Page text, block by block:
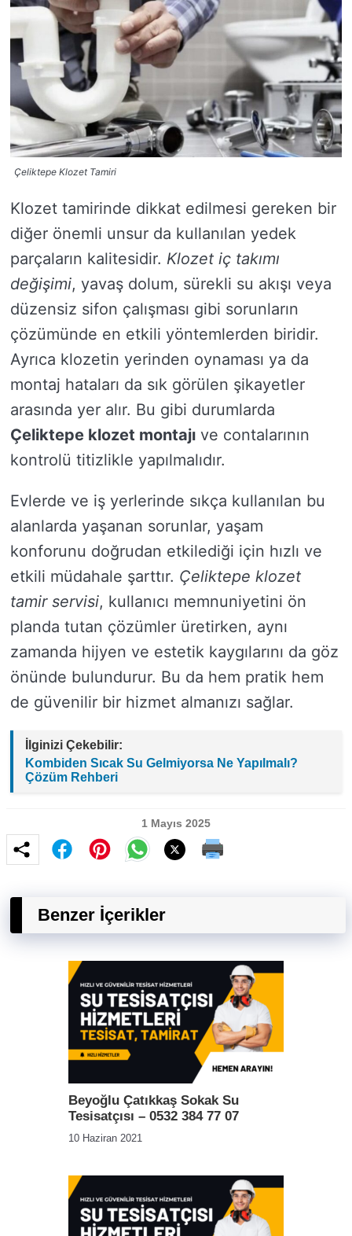
Çeliktepe Klozet Tamiri
Klozet tamirinde dikkat edilmesi gereken bir
diğer önemli unsur da kullanılan yedek
parçaların kalitesidir. Klozet iç takımı
değişimi, yavaş dolum, sürekli su akışı veya
düzensiz sifon çalışması gibi sorunların
çözümünde en etkili yöntemlerden biridir.
Ayrıca klozetin yerinden oynaması ya da
montaj hataları da sık görülen şikayetler
arasında yer alır. Bu gibi durumlarda
Çeliktepe klozet montajı ve contalarının
kontrolü titizlikle yapılmalıdır.
Evlerde ve iş yerlerinde sıkça kullanılan bu
alanlarda yaşanan sorunlar, yaşam
konforunu doğrudan etkilediği için hızlı ve
etkili müdahale şarttır. Çeliktepe klozet
tamir servisi, kullanıcı memnuniyetini ön
planda tutan çözümler üretirken, aynı
zamanda hijyen ve estetik kaygılarını da göz
önünde bulundurur. Bu da hem pratik hem
de güvenilir bir hizmet almanızı sağlar.
İlginizi Çekebilir:
Kombiden Sıcak Su Gelmiyorsa Ne Yapılmalı?
Çözüm Rehberi
1 Mayıs 2025
Benzer İçerikler
Beyoğlu Çatıkkaş Sokak Su
Tesisatçısı – 0532 384 77 07
10 Haziran 2021